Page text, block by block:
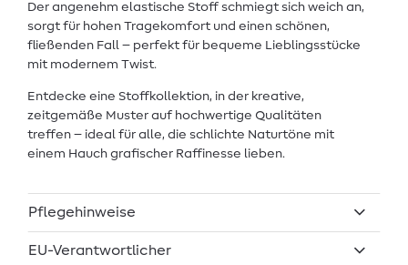
Der angenehm elastische Stoff schmiegt sich weich an,
sorgt für hohen Tragekomfort und einen schönen,
fließenden Fall – perfekt für bequeme Lieblingsstücke
mit modernem Twist.
Entdecke eine Stoffkollektion, in der kreative,
zeitgemäße Muster auf hochwertige Qualitäten
treffen – ideal für alle, die schlichte Naturtöne mit
einem Hauch grafischer Raffinesse lieben.
Pflegehinweise
EU-Verantwortlicher